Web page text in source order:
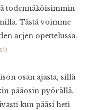
todennäköisimmin
Tästä voimme
arjen opettelussa.
osan ajasta, sillä
pääosin pyörällä.
kun pääsi heti